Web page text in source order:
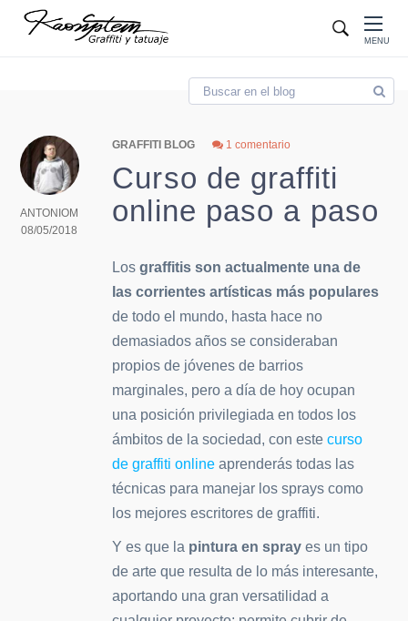
MENU
Blog
ANTONIOM
08/05/2018
GRAFFITI BLOG 1 comentario
Curso de graffiti
online paso a paso
Losgraffitis son actualmente una de
las corrientes artísticas más populares
de todo el mundo, hasta hace no
demasiados años se consideraban
propios de jóvenes de barrios
marginales, pero a día de hoy ocupan
una posición privilegiada en todos los
ámbitos de la sociedad, con estecurso
de graffiti online aprenderás todas las
técnicas para manejar los sprays como
los mejores escritores de graffiti.
Y es que la pintura en spray es un tipo
de arte que resulta de lo más interesante,
aportando una gran versatilidad a